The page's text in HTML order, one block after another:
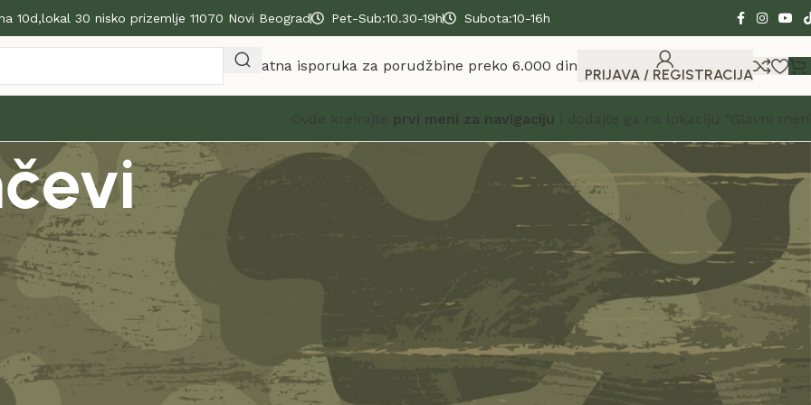
10d,lokal 30 nisko prizemlje 11070 Novi Beograd Pet-Sub:10.30-19h Subota:10-16h
Besplatna isporuka za porudžbine preko 6.000 din PRIJAVA / REGISTRACIJA
Ovde kreirajte prvi meni za navigaciju i dodajte ga na lokaciju "Glavni
size-full wp-image-20241" src="https://uomo.rs/wp-content/uploads/2024/02/60×60-1.jpg" alt="armi
width="2304" height="1296" />Armi ili militari rančevi su vremenom sve popularniji.
popularnosti je njihova svestrana upotrebljivost.
se mogu koristiti i kao<strong> rančevi za lov</strong> , <strong>rančevi za ribolov</strong>, <strong>kao ranac za
r<strong>anac za vožnju biciklom ali i kao ranac ya školu ili svakodnevne aktivnosti.</strong>
rančevi imaju veliki <strong>sektar boja</strong> i dimenzija pa idu od 25 litara do 80 litara.